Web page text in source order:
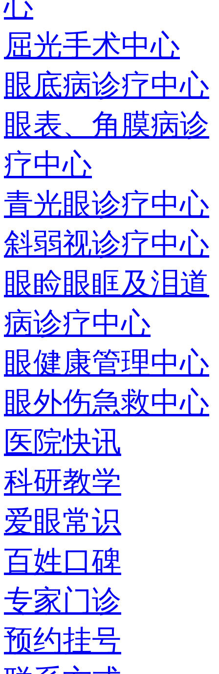
屈光手术中心
眼底病诊疗中心
眼表、角膜病诊
疗中心
青光眼诊疗中心
斜弱视诊疗中心
眼睑眼眶及泪道
病诊疗中心
眼健康管理中心
眼外伤急救中心
医院快讯
科研教学
爱眼常识
百姓口碑
专家门诊
预约挂号